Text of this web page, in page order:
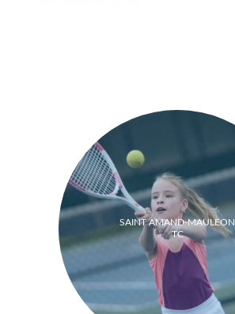
SAINT AMAND-MAULEON
TC